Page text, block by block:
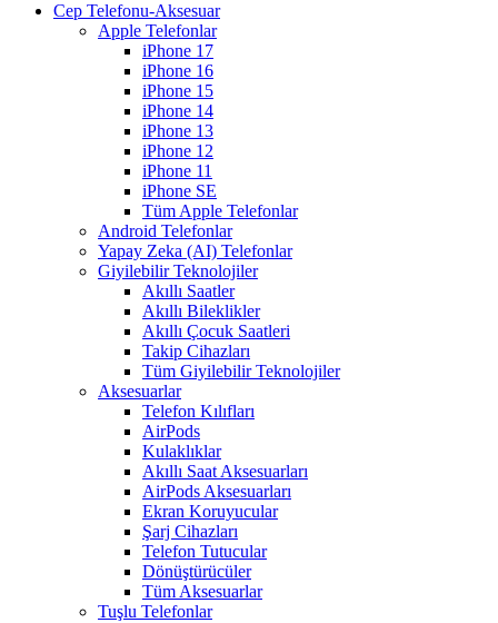
Cep Telefonu-Aksesuar
Apple Telefonlar
iPhone 17
iPhone 16
iPhone 15
iPhone 14
iPhone 13
iPhone 12
iPhone 11
iPhone SE
Tüm Apple Telefonlar
Android Telefonlar
Yapay Zeka (AI) Telefonlar
Giyilebilir Teknolojiler
Akıllı Saatler
Akıllı Bileklikler
Akıllı Çocuk Saatleri
Takip Cihazları
Tüm Giyilebilir Teknolojiler
Aksesuarlar
Telefon Kılıfları
AirPods
Kulaklıklar
Akıllı Saat Aksesuarları
AirPods Aksesuarları
Ekran Koruyucular
Şarj Cihazları
Telefon Tutucular
Dönüştürücüler
Tüm Aksesuarlar
Tuşlu Telefonlar